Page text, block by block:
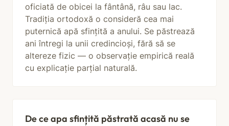
oficiată de obicei la fântână, râu sau lac.
Tradiția ortodoxă o consideră cea mai
puternică apă sfințită a anului. Se păstrează
ani întregi la unii credincioși, fără să se
altereze fizic — o observație empirică reală
cu explicație parțial naturală.
De ce apa sfințită păstrată acasă nu se